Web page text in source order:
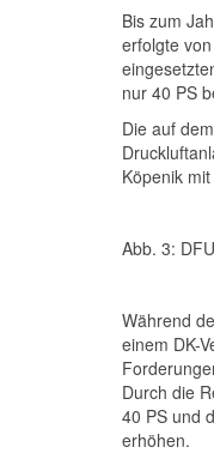
Bis zum
erfolgte
nur 40 PS
Die auf
Köpenik
Abb. 3:
Während
einem DK-
Durch die
40 PS und
erhöhen.